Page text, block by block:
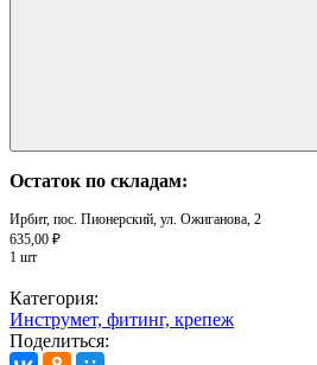
Остаток по складам:
Ирбит, пос. Пионерский, ул. Ожиганова, 2
635,00 ₽
1 шт
Категория:
Инструмет, фитинг, крепеж
Поделиться: